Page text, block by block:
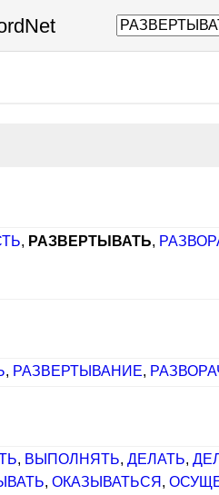
, РАЗВЕРТЫВАТЬ,
, РАЗВЕРТЫВАНИЕ,
, ВЫПОЛНЯТЬ, ДЕЛАТЬ,
,ОКАЗЫВАТЬСЯ ,